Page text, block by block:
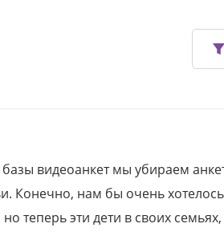
видеоанкет мы убираем
Конечно, нам бы очень хотелось
теперь эти дети в своих